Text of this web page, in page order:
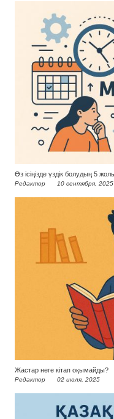
Өз ісіңізде үздік болудың 5
Редактор 10 сентября, 2025
Жастар неге кітап оқымайды?
Редактор 02 июля, 2025